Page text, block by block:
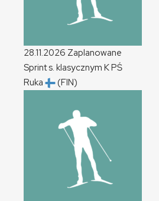
28.11.2026 Zaplanowane
Sprint s. klasycznym KPŚ
Ruka
(FIN)